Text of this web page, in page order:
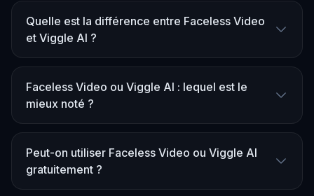
Quelle est la différence entre Faceless Video
et Viggle AI ?
Faceless Video ou Viggle AI : lequel est le
mieux noté ?
Peut-on utiliser Faceless Video ou Viggle AI
gratuitement ?